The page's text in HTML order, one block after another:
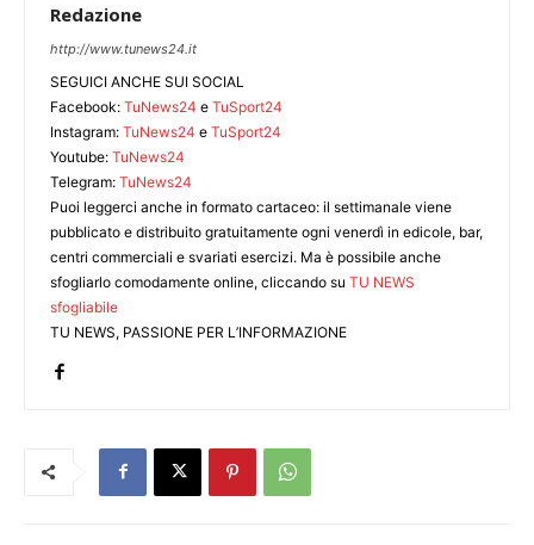
Redazione
http://www.tunews24.it
SEGUICI ANCHE SUI SOCIAL
Facebook: TuNews24 e TuSport24
Instagram: TuNews24 e TuSport24
Youtube: TuNews24
Telegram: TuNews24
Puoi leggerci anche in formato cartaceo: il settimanale viene
pubblicato e distribuito gratuitamente ogni venerdì in edicole, bar,
centri commerciali e svariati esercizi. Ma è possibile anche
sfogliarlo comodamente online, cliccando su TU NEWS
sfogliabile
TU NEWS, PASSIONE PER L’INFORMAZIONE